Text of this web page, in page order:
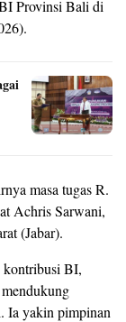
Provinsi Bali di
masa tugas R.
Achris Sarwani,
(Jabar).
kontribusi BI,
Ia yakin pimpinan